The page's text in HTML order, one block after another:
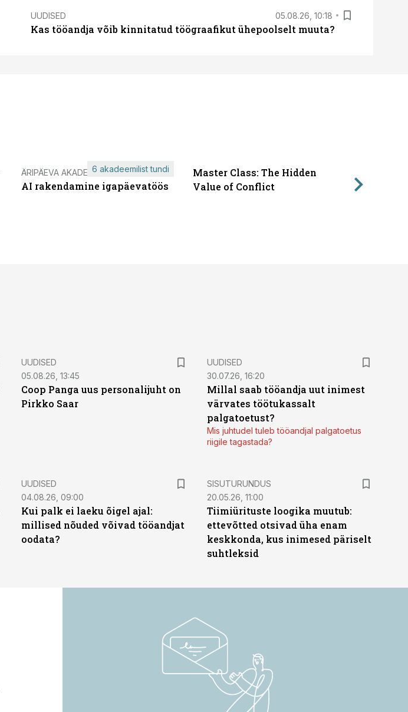
UUDISED 05.08.26, 10:18
Kas tööandja võib kinnitatud töögraafikut ühepoolselt muuta?
ÄRIPÄEVA AKADEEMIA
AI rakendamine igapäevatöös
6 akadeemilist tundi
Master Class: The Hidden
Value of Conflict
UUDISED
05.08.26, 13:45
Coop Panga uus personalijuht on
Pirkko Saar
UUDISED
30.07.26, 16:20
Millal saab tööandja uut inimest
värvates töötukassalt
palgatoetust?
Mis juhtudel tuleb tööandjal palgatoetus
riigile tagastada?
UUDISED
04.08.26, 09:00
Kui palk ei laeku õigel ajal:
millised nõuded võivad tööandjat
oodata?
ST
SISUTURUNDUS
20.05.26, 11:00
Tiimiürituste loogika muutub:
ettevõtted otsivad üha enam
keskkonda, kus inimesed päriselt
suhtleksid